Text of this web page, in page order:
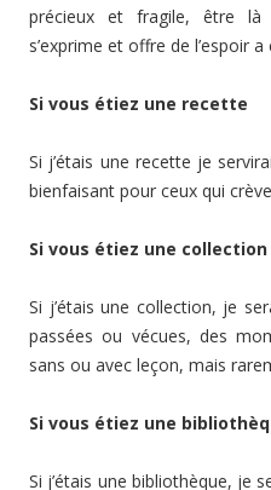
précieux et fragile, être
s’exprime et offre de l’espoir
Si vous étiez une recette
Si j’étais une recette je
bienfaisant pour ceux qui
Si vous étiez une collection
Si j’étais une collection, je
passées ou vécues, des
sans ou avec leçon, mais
Si vous étiez une
Si j’étais une bibliothèque, je